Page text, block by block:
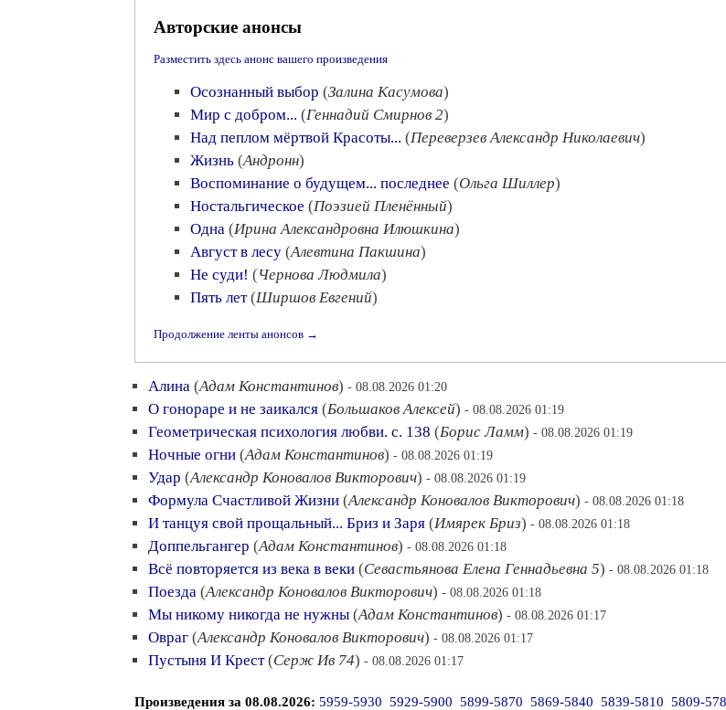
Авторские анонсы
Разместить здесь анонс вашего произведения
Осознанный выбор (Залина Касумова)
Мир с добром... (Геннадий Смирнов 2)
Над пеплом мёртвой Красоты... (Переверзев Александр Николаевич)
Жизнь (Андронн)
Воспоминание о будущем... последнее (Ольга Шиллер)
Ностальгическое (Поэзией Пленённый)
Одна (Ирина Александровна Илюшкина)
Август в лесу (Алевтина Пакшина)
Не суди! (Чернова Людмила)
Пять лет(Ширшов Евгений)
Продолжение ленты анонсов →
Алина (Адам Константинов) - 08.08.2026 01:20
О гонораре и не заикался (Большаков Алексей) - 08.08.2026 01:19
Геометрическая психология любви. с. 138 (Борис Ламм) - 08.08.2026 01:19
Ночные огни (Адам Константинов) - 08.08.2026 01:19
Удар (Александр Коновалов Викторович) - 08.08.2026 01:19
Формула Счастливой Жизни (Александр Коновалов Викторович) - 08.08.2026 01:18
И танцуя свой прощальный... Бриз и Заря (Имярек Бриз) - 08.08.2026 01:18
Доппельгангер (Адам Константинов) - 08.08.2026 01:18
Всё повторяется из века в веки (Севастьянова Елена Геннадьевна 5) - 08.08.2026 01:18
Поезда (Александр Коновалов Викторович) - 08.08.2026 01:18
Мы никому никогда не нужны (Адам Константинов) - 08.08.2026 01:17
Овраг (Александр Коновалов Викторович) - 08.08.2026 01:17
Пустыня И Крест(Серж Ив 74) - 08.08.2026 01:17
Произведения за 08.08.2026: 5959-5930 5929-5900 5899-5870 5869-5840 5839-5810 5809-